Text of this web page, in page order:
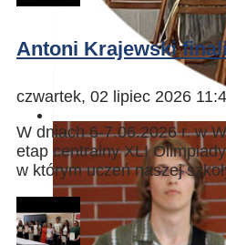
Antoni Krajewski
czwartek, 02 lipiec 2026
W dniach 6-7.06.2026 r. w
etap centralny XLI
w którym uczeń naszej